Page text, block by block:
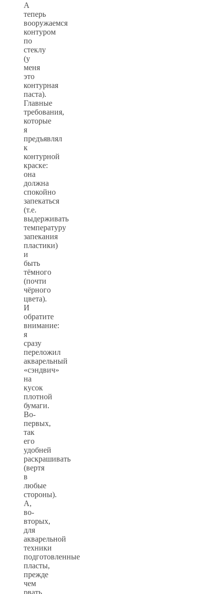
А
теперь
вооружаемся
контуром
по
стеклу
(у
меня
это
контурная
паста).
Главные
требования,
которые
я
предъявлял
к
контурной
краске:
она
должна
спокойно
запекаться
(т.е.
выдерживать
температуру
запекания
пластики)
и
быть
тёмного
(почти
чёрного
цвета).
И
обратите
внимание:
я
сразу
переложил
акварельный
«сэндвич»
на
кусок
плотной
бумаги.
Во-
первых,
так
его
удобней
раскрашивать
(вертя
в
любые
стороны).
А,
во-
вторых,
для
акварельной
техники
подготовленные
пласты,
прежде
чем
рвать